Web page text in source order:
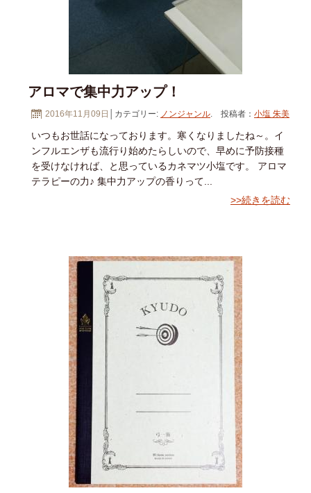
アロマで集中力アップ！
2016年11月09日 │カテゴリー: ノンジャンル. 投稿者： 小塩 朱美
いつもお世話になっております。寒くなりましたね～。イ
ンフルエンザも流行り始めたらしいので、早めに予防接種
を受けなければ、と思っているカネマツ小塩です。 アロマ
テラピーの力♪ 集中力アップの香りって...
>>続きを読む